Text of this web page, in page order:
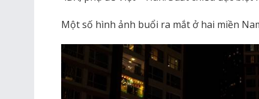
Một số hình ảnh buổi ra mắt ở hai miền